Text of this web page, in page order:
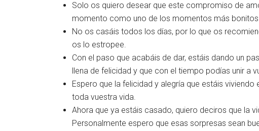
Solo os quiero desear que este compromiso de
momento como uno de los momentos más
No os casáis todos los días, por lo que os
os lo estropee.
Con el paso que acabáis de dar, estáis dando un
llena de felicidad y que con el tiempo podías unir a
Espero que la felicidad y alegría que estáis
toda vuestra vida.
Ahora que ya estáis casado, quiero deciros que la
Personalmente espero que esas sorpresas sean